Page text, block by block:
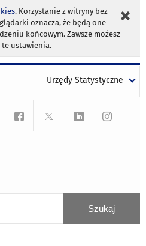
. Korzystanie z witryny bez
oznacza, że będą one
końcowym. Zawsze możesz
te ustawienia.
Urzędy Statystyczne